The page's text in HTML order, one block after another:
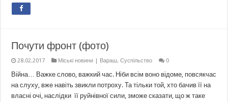
Почути фронт (фото)
28.02.2017 Міські новини | Вараш,Суспільство 0
Війна… Важке слово, важкий час. Ніби всім воно відоме, повсякчас
на слуху, вже навіть звикли потроху. Та тільки той, хто бачив її на
власні очі, наслідки її руйнівної сили, зможе сказати, що ж таке